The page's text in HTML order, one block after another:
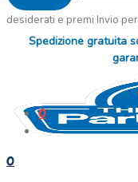
desiderati e premi Invio
Spedizione gratuita
0
0